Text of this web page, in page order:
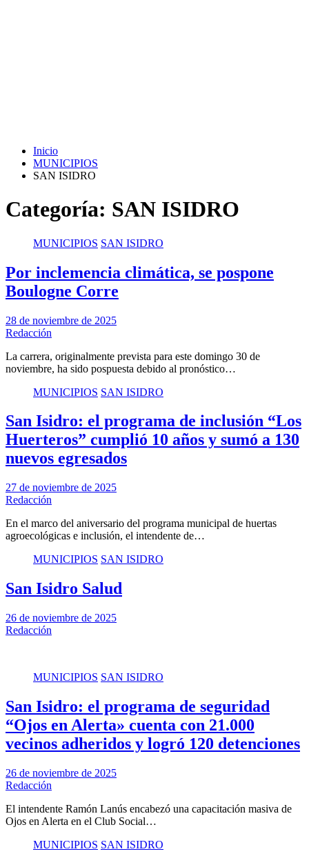
Inicio
MUNICIPIOS
SAN ISIDRO
Categoría: SAN ISIDRO
MUNICIPIOS SAN ISIDRO
Por inclemencia climática, se pospone
Boulogne Corre
28 de noviembre de 2025
Redacción
La carrera, originalmente prevista para este domingo 30 de
noviembre, ha sido pospuesta debido al pronóstico…
MUNICIPIOS SAN ISIDRO
San Isidro: el programa de inclusión “Los
Huerteros” cumplió 10 años y sumó a 130
nuevos egresados
27 de noviembre de 2025
Redacción
En el marco del aniversario del programa municipal de huertas
agroecológicas e inclusión, el intendente de…
MUNICIPIOS SAN ISIDRO
San Isidro Salud
26 de noviembre de 2025
Redacción
MUNICIPIOS SAN ISIDRO
San Isidro: el programa de seguridad
“Ojos en Alerta» cuenta con 21.000
vecinos adheridos y logró 120 detenciones
26 de noviembre de 2025
Redacción
El intendente Ramón Lanús encabezó una capacitación masiva de
Ojos en Alerta en el Club Social…
MUNICIPIOS SAN ISIDRO